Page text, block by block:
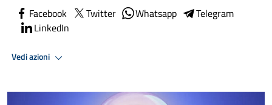
Facebook Twitter Whatsapp
Telegram
LinkedIn
Vedi azioni